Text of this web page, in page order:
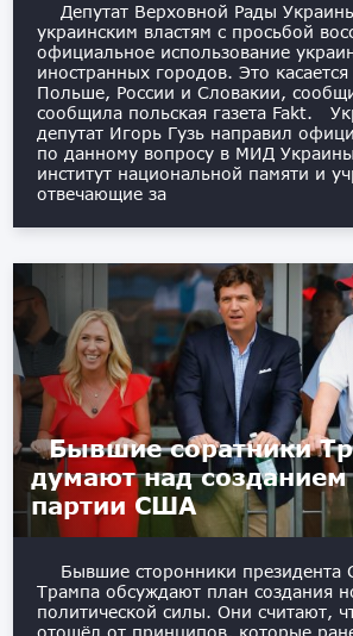
Депутат Верховной Рады
украинским властям с просьбой
официальное использование
иностранных городов. Это
Польше, России и Словакии,
сообщила польская газета Fakt.
депутат Игорь Гузь направил
по данному вопросу в МИД
институт национальной памяти и
отвечающие за
Бывшие соратники
думают над
партии США
Бывшие сторонники
Трампа обсуждают план создания
политической силы. Они считают,
отошёл от принципов, которые